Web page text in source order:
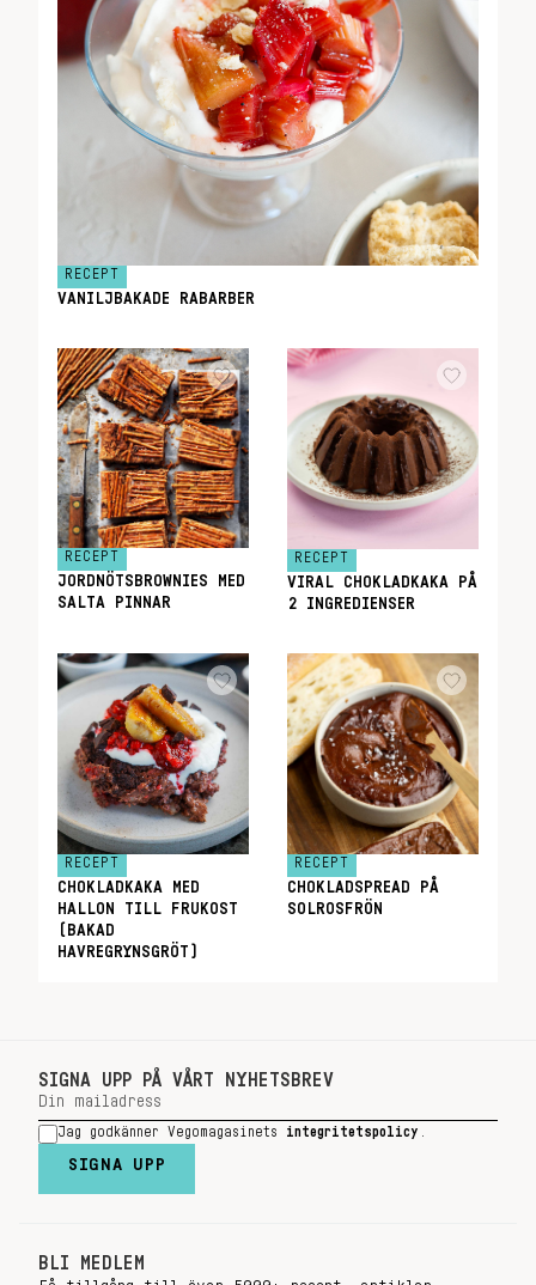
RECEPT
VANILJBAKADE RABARBER
RECEPT
JORDNÖTSBROWNIES MED
SALTA PINNAR
RECEPT
VIRAL CHOKLADKAKA PÅ
2 INGREDIENSER
RECEPT
CHOKLADKAKA MED
HALLON TILL FRUKOST
(BAKAD
HAVREGRYNSGRÖT)
RECEPT
CHOKLADSPREAD PÅ
SOLROSFRÖN
SIGNA UPP PÅ VÅRT NYHETSBREV
Jag godkänner Vegomagasinets integritetspolicy
SIGNA UPP
BLI MEDLEM